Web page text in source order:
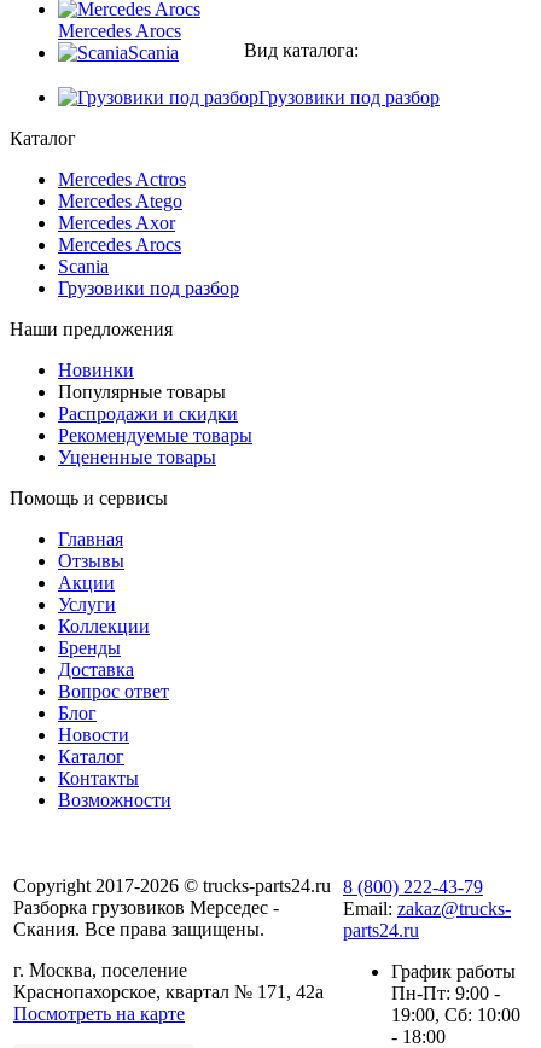
Вид каталога:
Mercedes Arocs
Scania
Грузовики под разбор
Каталог
Mercedes Actros
Mercedes Atego
Mercedes Axor
Mercedes Arocs
Scania
Грузовики под разбор
Наши предложения
Новинки
Популярные товары
Распродажи и скидки
Рекомендуемые товары
Уцененные товары
Помощь и сервисы
Главная
Отзывы
Акции
Услуги
Коллекции
Бренды
Доставка
Вопрос ответ
Блог
Новости
Каталог
Контакты
Возможности
Copyright 2017-2026 © trucks-parts24.ru
Разборка грузовиков Мерседес -
Скания. Все права защищены.
г. Москва, поселение
Краснопахорское, квартал № 171, 42а
Посмотреть на карте
8 (800) 222-43-79
Email: zakaz@trucks-
parts24.ru
График работы
Пн-Пт: 9:00 -
19:00, Сб: 10:00
- 18:00